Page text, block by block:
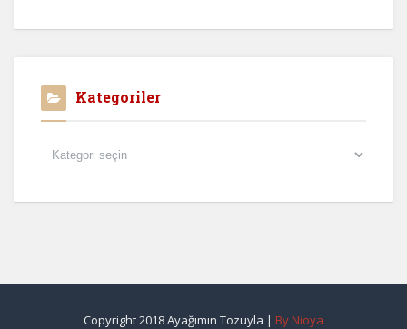
Kategoriler
Kategoriler
Copyright 2018 Ayağımın Tozuyla | By Nioya